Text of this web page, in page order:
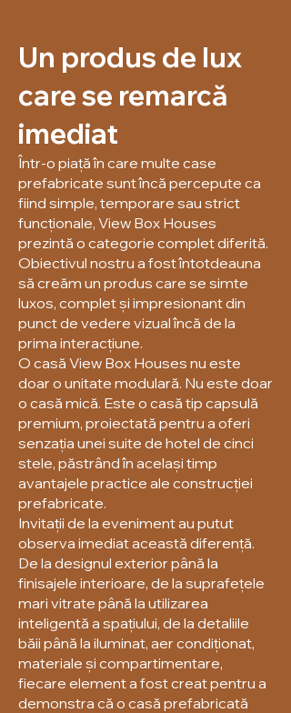
Un produs de lux
care se remarcă
imediat
Într-o piață în care multe case
prefabricate sunt încă percepute ca
fiind simple, temporare sau strict
funcționale, View Box Houses
prezintă o categorie complet diferită.
Obiectivul nostru a fost întotdeauna
să creăm un produs care se simte
luxos, complet și impresionant din
punct de vedere vizual încă de la
prima interacțiune.
O casă View Box Houses nu este
doar o unitate modulară. Nu este doar
o casă mică. Este o casă tip capsulă
premium, proiectată pentru a oferi
senzația unei suite de hotel de cinci
stele, păstrând în același timp
avantajele practice ale construcției
prefabricate.
Invitații de la eveniment au putut
observa imediat această diferență.
De la designul exterior până la
finisajele interioare, de la suprafețele
mari vitrate până la utilizarea
inteligentă a spațiului, de la detaliile
băii până la iluminat, aer condiționat,
materiale și compartimentare,
fiecare element a fost creat pentru a
demonstra că o casă prefabricată